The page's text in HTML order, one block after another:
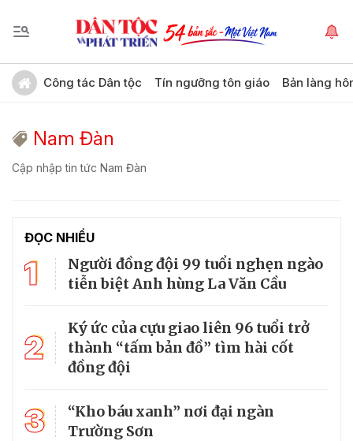
Công tác Dân tộc Tín ngưỡng tôn giáo Bản làng
Nam Đàn
Cập nhập tin tức Nam Đàn
ĐỌC NHIỀU
1
Người đồng đội 99 tuổi nghẹn ngào
tiễn biệt Anh hùng La Văn Cầu
2
Ký ức của cựu giao liên 96 tuổi trở
thành “tấm bản đồ” tìm hài cốt
đồng đội
3
“Kho báu xanh” nơi đại ngàn
Trường Sơn